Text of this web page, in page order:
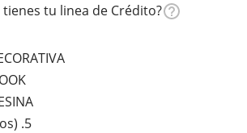
tienes tu linea de Crédito?
.5